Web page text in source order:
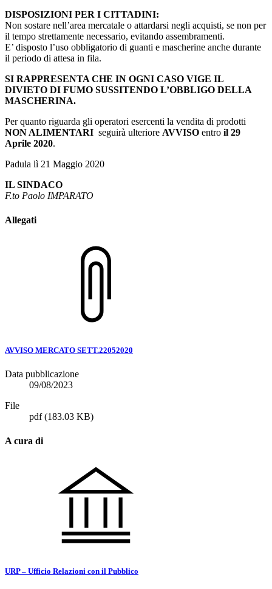
DISPOSIZIONI PER I CITTADINI:
Non sostare nell’area mercatale o attardarsi negli acquisti, se non per
il tempo strettamente necessario, evitando assembramenti.
E’ disposto l’uso obbligatorio di guanti e mascherine anche durante
il periodo di attesa in fila.
SI RAPPRESENTA CHE IN OGNI CASO VIGE IL
DIVIETO DI FUMO SUSSITENDO L’OBBLIGO DELLA
MASCHERINA.
Per quanto riguarda gli operatori esercenti la vendita di prodotti
NON ALIMENTARI seguirà ulteriore AVVISO entro il 29
Aprile 2020.
Padula lì 21 Maggio 2020
IL SINDACO
F.to Paolo IMPARATO
Allegati
AVVISO MERCATO SETT.22052020
Data pubblicazione
09/08/2023
File
pdf(183.03 KB)
A cura di
URP – Ufficio Relazioni con il Pubblico